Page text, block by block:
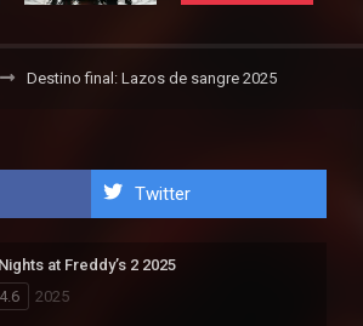
Destino final: Lazos de sangre 2025
Twitter
at Freddy’s 2 2025
4.6
2025